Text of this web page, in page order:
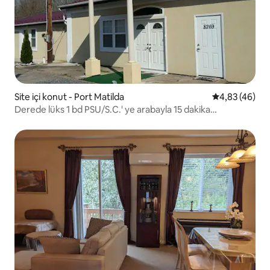
Site içi konut - Port Matilda 5 üzerinden
4,83 (46)
Derede lüks 1 bd PSU/S.C.' ye arabayla 15 dakika